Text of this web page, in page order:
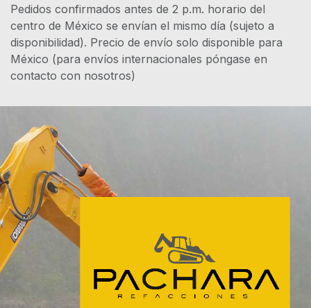
Pedidos confirmados antes de 2 p.m. horario del
centro de México se envían el mismo día (sujeto a
disponibilidad). Precio de envío solo disponible para
México (para envíos internacionales póngase en
contacto con nosotros)